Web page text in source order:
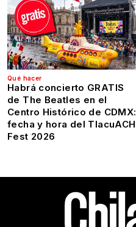
Qué hacer
Habrá concierto GRATIS
de The Beatles en el
Centro Histórico de CDMX:
fecha y hora del TlacuACH
Fest 2026